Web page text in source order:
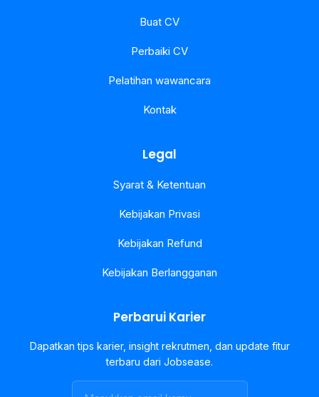
Buat CV
Perbaiki CV
Pelatihan wawancara
Kontak
Legal
Syarat & Ketentuan
Kebijakan Privasi
Kebijakan Refund
Kebijakan Berlangganan
Perbarui Karier
Dapatkan tips karier, insight rekrutmen, dan update fitur
terbaru dari Jobsease.